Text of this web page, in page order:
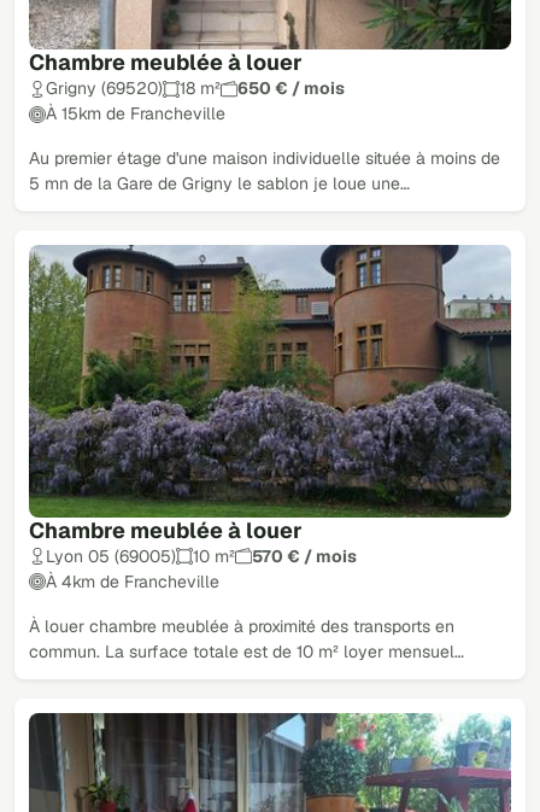
Chambre meublée à louer
Grigny (69520) 18 m²
650 € / mois
À 15km de Francheville
Au premier étage d'une maison individuelle située à moins de
5 mn de la Gare de Grigny le sablon je loue une…
Chambre meublée à louer
Lyon 05 (69005) 10 m²
570 € / mois
À 4km de Francheville
À louer chambre meublée à proximité des transports en
commun. La surface totale est de 10 m² loyer mensuel…